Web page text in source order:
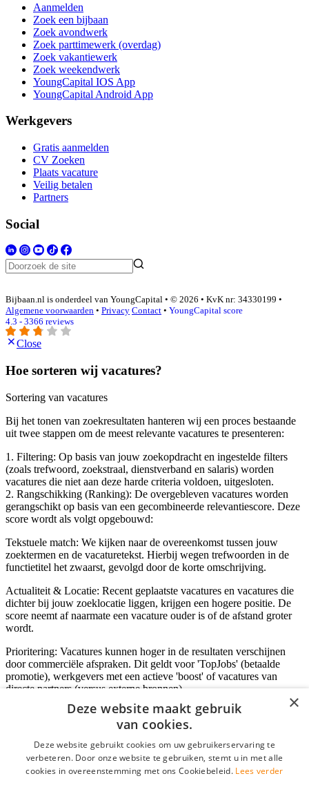
Aanmelden
Zoek een bijbaan
Zoek avondwerk
Zoek parttimewerk (overdag)
Zoek vakantiewerk
Zoek weekendwerk
YoungCapital IOS App
YoungCapital Android App
Werkgevers
Gratis aanmelden
CV Zoeken
Plaats vacature
Veilig betalen
Partners
Social
Bijbaan.nl is onderdeel van YoungCapital • © 2026 • KvK nr: 34330199 •
Algemene voorwaarden • Privacy Contact • YoungCapital score
4.3 - 3366 reviews
Close
Hoe sorteren wij vacatures?
Sortering van vacatures
Bij het tonen van zoekresultaten hanteren wij een proces bestaande
uit twee stappen om de meest relevante vacatures te presenteren:
1. Filtering: Op basis van jouw zoekopdracht en ingestelde filters
(zoals trefwoord, zoekstraal, dienstverband en salaris) worden
vacatures die niet aan deze harde criteria voldoen, uitgesloten.
2. Rangschikking (Ranking): De overgebleven vacatures worden
gerangschikt op basis van een gecombineerde relevantiescore. Deze
score wordt als volgt opgebouwd:
Tekstuele match: We kijken naar de overeenkomst tussen jouw
zoektermen en de vacaturetekst. Hierbij wegen trefwoorden in de
functietitel het zwaarst, gevolgd door de korte omschrijving.
Actualiteit & Locatie: Recent geplaatste vacatures en vacatures die
dichter bij jouw zoeklocatie liggen, krijgen een hogere positie. De
score neemt af naarmate een vacature ouder is of de afstand groter
wordt.
Prioritering: Vacatures kunnen hoger in de resultaten verschijnen
door commerciële afspraken. Dit geldt voor 'TopJobs' (betaalde
promotie), werkgevers met een actieve 'boost' of vacatures van
directe partners (versus externe bronnen).
Inloggen als bedrijf
*
×
Deze website maakt gebruik
van cookies.
Deze website gebruikt cookies om uw gebruikerservaring te
verbeteren. Door onze website te gebruiken, stemt u in met alle
cookies in overeenstemming met ons Cookiebeleid. Lees verder